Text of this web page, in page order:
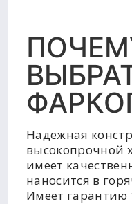
Надежная
высокопрочной
имеет
наносится в
Имеет гарантию